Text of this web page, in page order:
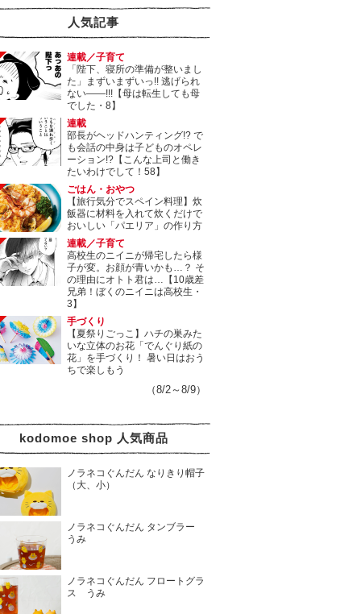
人気記事
連載／子育て
「陛下、寝所の準備が整いまし
た」まずいまずいっ!! 逃げられ
ない――!!!【母は転生しても母
でした・8】
連載
部長がヘッドハンティング!? で
も会話の中身は子どものオペレ
ーション!?【こんな上司と働き
たいわけでして！58】
ごはん・おやつ
【旅行気分でスペイン料理】炊
飯器に材料を入れて炊くだけで
おいしい「パエリア」の作り方
連載／子育て
高校生のニイニが帰宅したら様
子が変。お顔が青いかも…？ そ
の理由にオトト君は…【10歳差
兄弟！ぼくのニイニは高校生・
3】
手づくり
【夏祭りごっこ】ハチの巣みた
いな立体のお花「でんぐり紙の
花」を手づくり！ 暑い日はおう
ちで楽しもう
（8/2～8/9）
kodomoe shop 人気商品
ノラネコぐんだん なりきり帽子
（大、小）
ノラネコぐんだん タンブラー
うみ
ノラネコぐんだん フロートグラ
ス うみ